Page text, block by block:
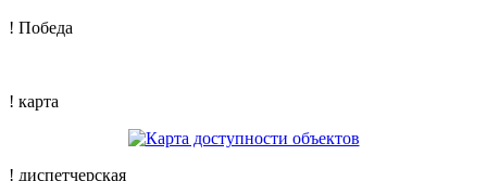
! Победа
! карта
! диспетчерская